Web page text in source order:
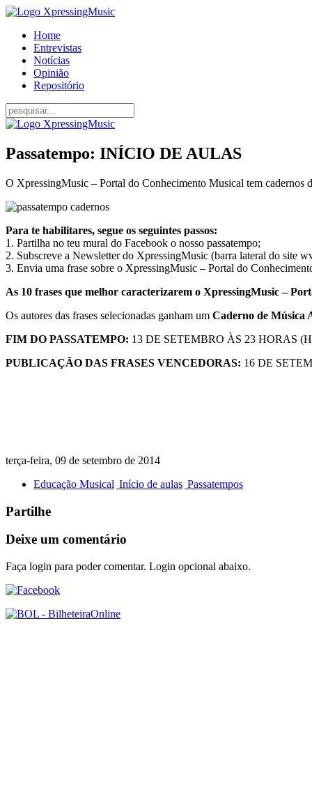
Home
Entrevistas
Notícias
Opinião
Repositório
Passatempo: INÍCIO DE AULAS
O XpressingMusic – Portal do Conhecimento Musical tem cadernos
Para te habilitares, segue os seguintes passos:
1. Partilha no teu mural do Facebook o nosso passatempo;
2. Subscreve a Newsletter do XpressingMusic (barra lateral do site
3. Envia uma frase sobre o XpressingMusic – Portal do
As 10 frases que melhor caracterizarem o XpressingMusic –
Os autores das frases selecionadas ganham um Caderno de Música
FIM DO PASSATEMPO: 13 DE SETEMBRO ÀS 23 HORAS
PUBLICAÇÃO DAS FRASES VENCEDORAS: 16 DE
terça-feira, 09 de setembro de 2014
Educação Musical Início de aulas Passatempos
Partilhe
Deixe um comentário
Faça login para poder comentar. Login opcional abaixo.